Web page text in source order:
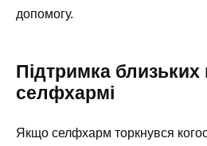
допомогу.
Підтримка близьких
селфхармі
Якщо селфхарм торкнувся